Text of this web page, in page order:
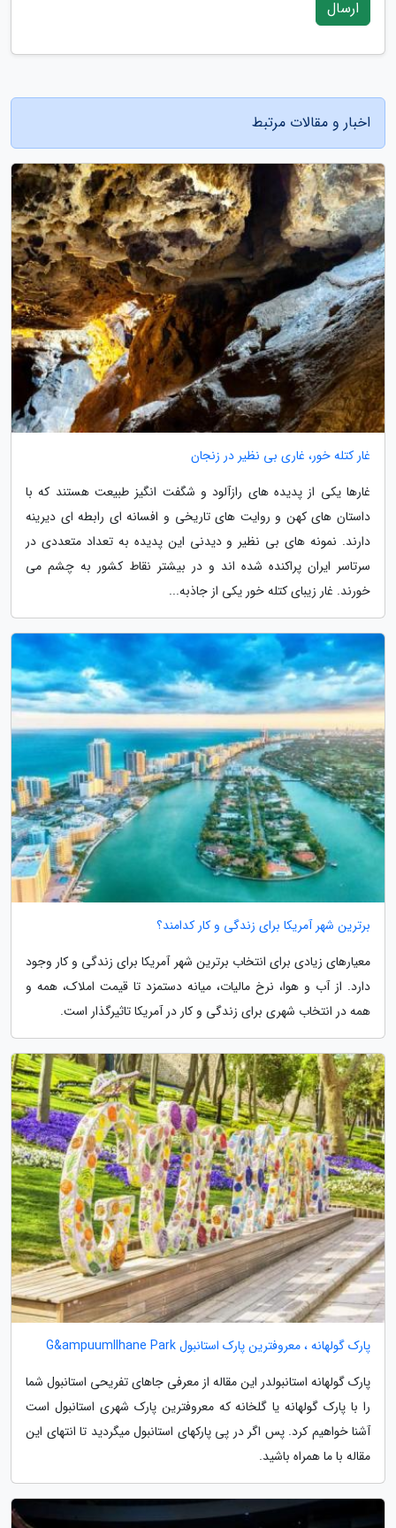
ارسال
اخبار و مقالات مرتبط
غار کتله خور، غاری بی نظیر در زنجان
غارها یکی از پدیده های رازآلود و شگفت انگیز طبیعت هستند که با
داستان های کهن و روایت های تاریخی و افسانه ای رابطه ای دیرینه
دارند. نمونه های بی نظیر و دیدنی این پدیده به تعداد متعددی در
سرتاسر ایران پراکنده شده اند و در بیشتر نقاط کشور به چشم می
خورند. غار زیبای کتله خور یکی از جاذبه...
برترین شهر آمریکا برای زندگی و کار کدامند؟
معیارهای زیادی برای انتخاب برترین شهر آمریکا برای زندگی و کار وجود
دارد. از آب و هوا، نرخ مالیات، میانه دستمزد تا قیمت املاک، همه و
همه در انتخاب شهری برای زندگی و کار در آمریکا تاثیرگذار است.
پارک گولهانه ، معروفترین پارک استانبول G&ampuumllhane Park
پارک گولهانه استانبولدر این مقاله از معرفی جاهای تفریحی استانبول شما
را با پارک گولهانه یا گلخانه که معروفترین پارک شهری استانبول است
آشنا خواهیم کرد. پس اگر در پی پارکهای استانبول میگردید تا انتهای این
مقاله با ما همراه باشید.